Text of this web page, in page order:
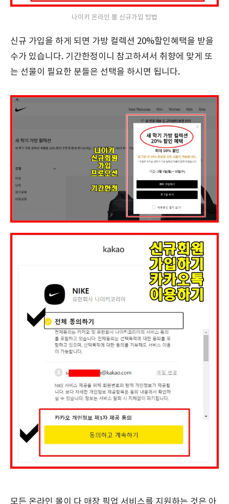
나이키 온라인 몰 신규가입 방법
신규 가입을 하게 되면 가방 컬렉션 20%할인혜택을 받을
수가 있습니다. 기간한정이니 참고하셔서 취향에 맞게 또
는 선물이 필요한 분들은 선택을 하시면 됩니다.